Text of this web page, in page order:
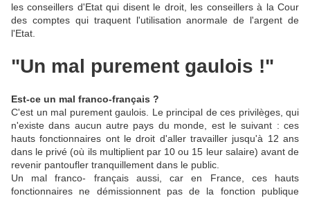
les conseillers d'Etat qui disent le droit, les conseillers à la Cour
des comptes qui traquent l'utilisation anormale de l'argent de
l'Etat.
"Un mal purement gaulois !"
Est-ce un mal franco-français ?
C'est un mal purement gaulois. Le principal de ces privilèges, qui
n'existe dans aucun autre pays du monde, est le suivant : ces
hauts fonctionnaires ont le droit d'aller travailler jusqu'à 12 ans
dans le privé (où ils multiplient par 10 ou 15 leur salaire) avant de
revenir pantoufler tranquillement dans le public.
Un mal franco- français aussi, car en France, ces hauts
fonctionnaires ne démissionnent pas de la fonction publique